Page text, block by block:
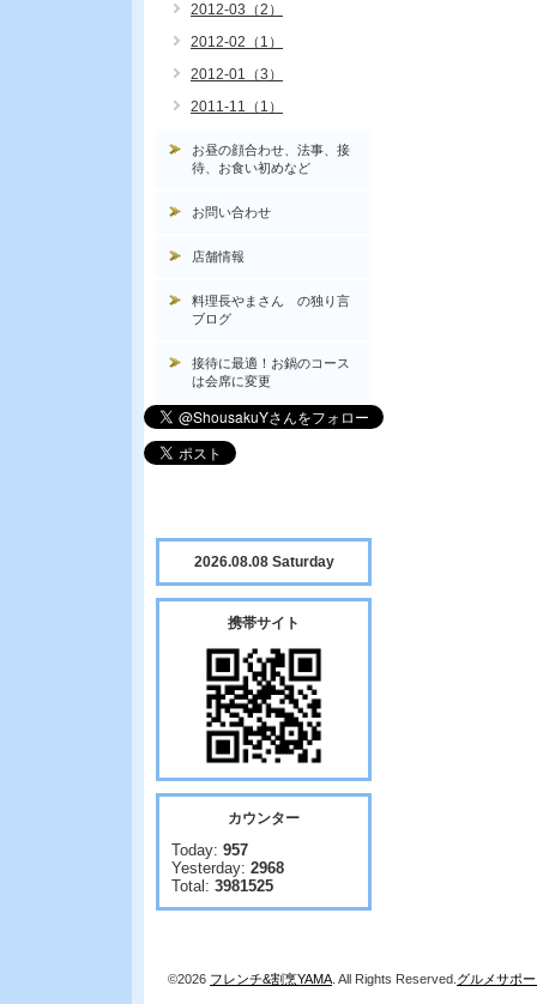
2012-03（2）
2012-02（1）
2012-01（3）
2011-11（1）
お昼の顔合わせ、法事、接
待、お食い初めなど
お問い合わせ
店舗情報
料理長やまさん の独り言
ブログ
接待に最適！お鍋のコース
は会席に変更
2026.08.08 Saturday
携帯サイト
カウンター
Today: 957
Yesterday: 2968
Total: 3981525
©2026 フレンチ&割烹YAMA . All Rights Reserved. グルメサポ